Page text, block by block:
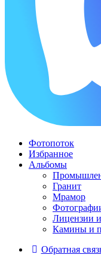
Фотопоток
Избранное
Альбомы
Гранит
Мрамор
Лицензии
Камины и
Обратная